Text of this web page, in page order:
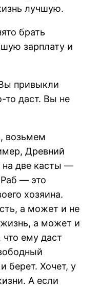
лучшую.
брать
зарплату и
привыкли
то даст. Вы не
возьмем
Древний
на две касты —
— это
хозяина.
а может и не
а может и
что ему даст
берет. Хочет, у
А если